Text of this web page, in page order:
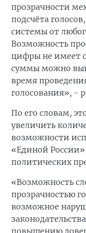
прозрачности
подсчёта
системы от
Возможность
цифры не имеет
суммы можно
время
голосования», -
По его словам,
увеличить
возможности
«Единой
политических
«Возможность
прозрачностью
возможное
повышению